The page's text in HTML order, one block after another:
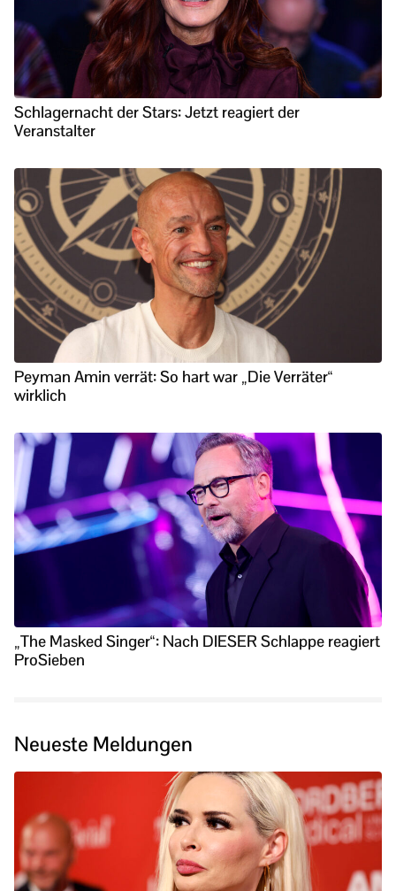
Schlagernacht der Stars: Jetzt reagiert der
Veranstalter
Peyman Amin verrät: So hart war „Die Verräter“
wirklich
„The Masked Singer“: Nach DIESER Schlappe reagiert
ProSieben
Neueste Meldungen